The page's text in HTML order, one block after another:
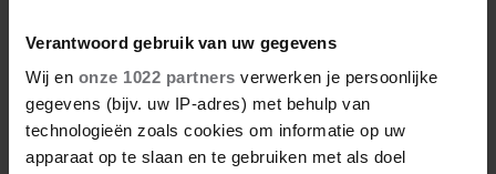
Verantwoord gebruik van uw gegevens
Wij en onze 1022 partners verwerken je persoonlijke
gegevens (bijv. uw IP-adres) met behulp van
technologieën zoals cookies om informatie op uw
apparaat op te slaan en te gebruiken met als doel